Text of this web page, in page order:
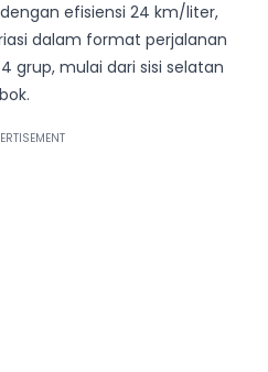
efisiensi 24 km/liter,
dalam format perjalanan
grup, mulai dari sisi selatan